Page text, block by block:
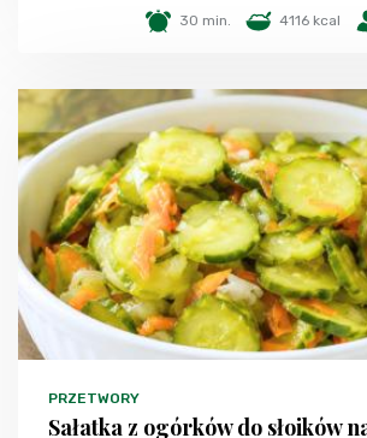
30 min. 4116 kcal
PRZETWORY
Sałatka z ogórków do słoików